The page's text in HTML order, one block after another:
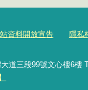
資料開放宣告 隱私
道三段99號文心樓6樓